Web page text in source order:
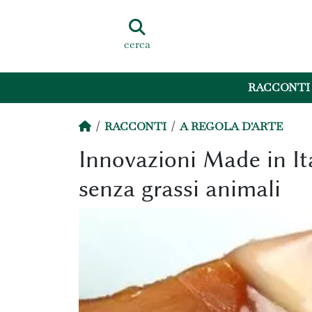
cerca
RACCONTI
RACCONTI A REGOLA D'ARTE
Innovazioni Made in
senza grassi animali